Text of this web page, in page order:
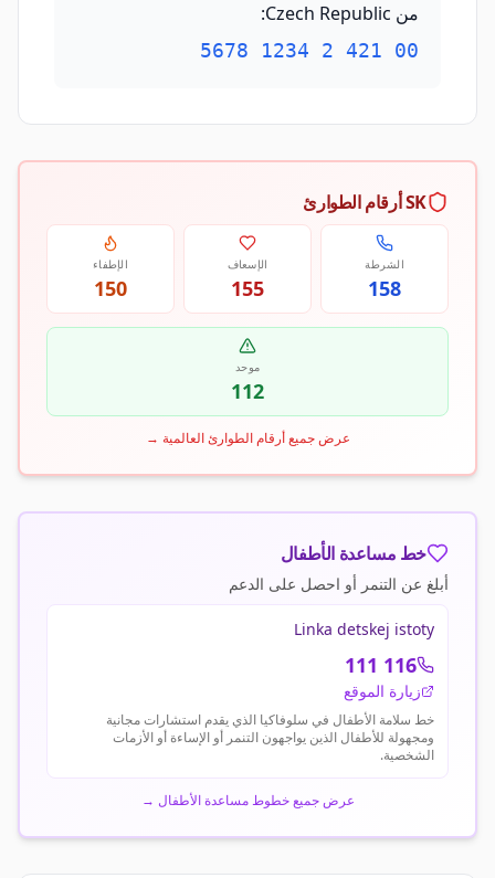
من Czech Republic :
00 421 2 1234 5678
SK أرقام الطوارئ
الشرطة
158
الإسعاف
155
الإطفاء
150
موحد
112
عرض جميع أرقام الطوارئ العالمية →
خط مساعدة الأطفال
أبلغ عن التنمر أو احصل على الدعم
Linka detskej istoty
116 111
زيارة الموقع
خط سلامة الأطفال في سلوفاكيا الذي يقدم استشارات مجانية
ومجهولة للأطفال الذين يواجهون التنمر أو الإساءة أو الأزمات
الشخصية.
عرض جميع خطوط مساعدة الأطفال →